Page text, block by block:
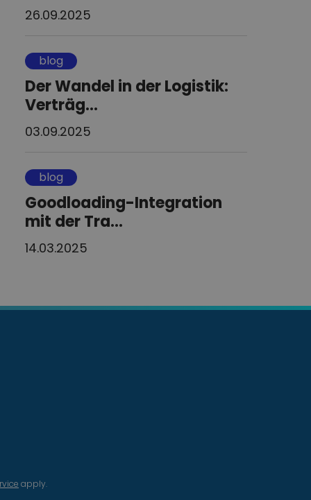
26.09.2025
blog
Der Wandel in der Logistik:
Verträg...
03.09.2025
blog
Goodloading-Integration
mit der Tra...
14.03.2025
apply.